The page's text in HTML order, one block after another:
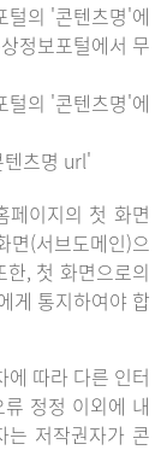
털의 '콘텐츠명'에
정보포털에서 무
털의 '콘텐츠명'에
텐츠명 url'
페이지의 첫 화면
면(서브도메인)으
, 첫 화면으로의
게 통지하여야 합
따라 다른 인터
정정 이외에 내
는 저작권자가 콘